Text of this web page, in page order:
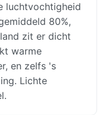
luchtvochtigheid
80%,
zit er dicht
warme
en zelfs 's
Lichte